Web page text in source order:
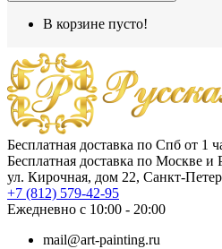
В корзине пусто!
Бесплатная доставка по Спб от 1
Бесплатная доставка по Москве и
ул. Кирочная, дом 22, Санкт-
+7 (812) 579-42-95
Ежедневно с 10:00 - 20:00
mail@art-painting.ru